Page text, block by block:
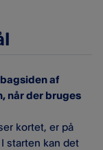
af
når der bruges
kortet, er på
starten kan det